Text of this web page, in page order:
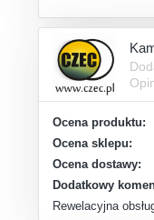
Ocena produktu:
Ocena sklepu:
Ocena dostawy:
Dodatkowy
Rewelacyjna